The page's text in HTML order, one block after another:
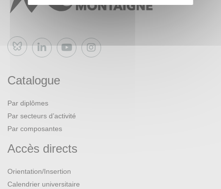
Bluesky
Catalogue
Par diplômes
Par secteurs d’activité
Par composantes
Accès directs
Orientation/Insertion
Calendrier universitaire